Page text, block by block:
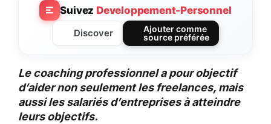
Suivez Developpement-Personnel
Discover
Ajouter comme
source préférée
Le coaching professionnel a pour objectif
d’aider non seulement les freelances, mais
aussi les salariés d’entreprises à atteindre
leurs objectifs.